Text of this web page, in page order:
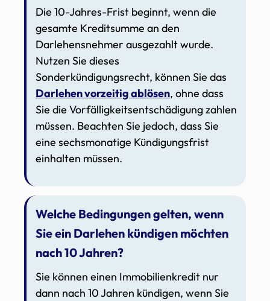
Die 10-Jahres-Frist beginnt, wenn die
gesamte Kreditsumme an den
Darlehensnehmer ausgezahlt wurde.
Nutzen Sie dieses
Sonderkündigungsrecht, können Sie das
Darlehen vorzeitig ablösen, ohne dass
Sie die Vorfälligkeitsentschädigung zahlen
müssen. Beachten Sie jedoch, dass Sie
eine sechsmonatige Kündigungsfrist
einhalten müssen.
Welche Bedingungen gelten, wenn
Sie ein Darlehen kündigen möchten
nach 10 Jahren?
Sie können einen Immobilienkredit nur
dann nach 10 Jahren kündigen, wenn Sie